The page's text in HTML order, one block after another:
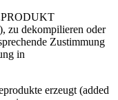
zu dekompilieren oder
Zustimmung
in
erzeugt (added